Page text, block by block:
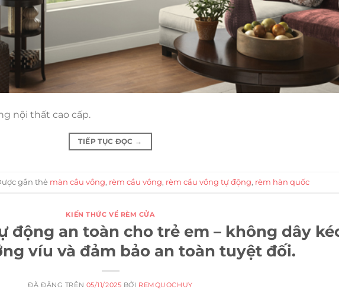
nội thất cao cấp.
TIẾP TỤC ĐỌC →
gắn thẻ màn cầu vồng, rèm cầu vồng, rèm cầu vồng tự động, rèm hàn quốc
KIẾN THỨC VỀ RÈM CỬA
động an toàn cho trẻ em – không dây
víu và đảm bảo an toàn tuyệt đối.
ĐÃ ĐĂNG TRÊN 05/11/2025 BỞI REMQUOCHUY